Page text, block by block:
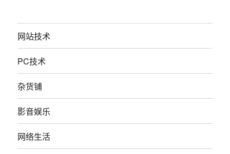
网站技术
PC技术
杂货铺
影音娱乐
网络生活